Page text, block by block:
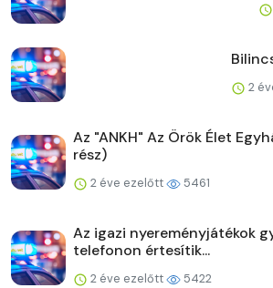
2
Az "ANKH" Az Örök Élet
rész)
2 éve ezelőtt 5461
Az igazi nyereményjátékok
telefonon értesítik...
2 éve ezelőtt 5422